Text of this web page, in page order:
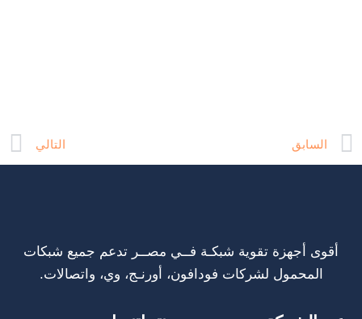
Prev
السابق التالي
أقوى أجهزة تقوية شبكـة فــي مصــر تدعم جميع شبكات
المحمول لشركات فودافون، أورنـج، وي، واتصالات.